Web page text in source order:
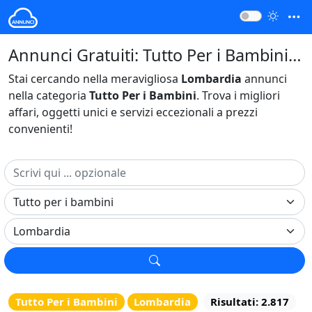
Annunci Gratuiti: Tutto Per i Bambini Lombardia Italia
Stai cercando nella meravigliosa Lombardia annunci
nella categoria Tutto Per i Bambini. Trova i migliori
affari, oggetti unici e servizi eccezionali a prezzi
convenienti!
Tutto Per i Bambini Lombardia
Risultati: 2.817